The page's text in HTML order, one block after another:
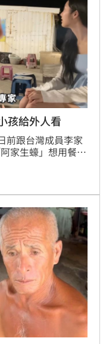
孩給外人看
前跟台灣成員李家
家生蠔」想用餐，
商業登記卻營業，
孩給外人看」，態
店頂多停一停別